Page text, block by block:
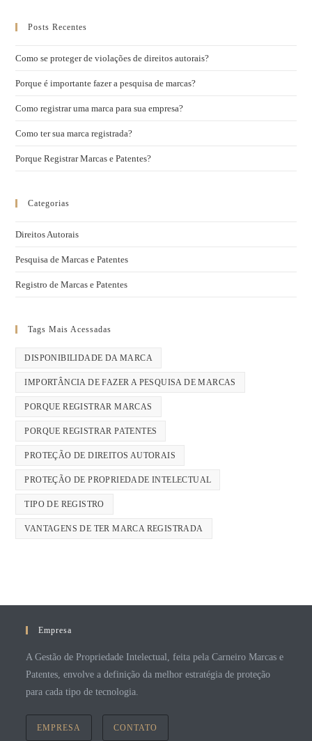
Posts Recentes
Como se proteger de violações de direitos autorais?
Porque é importante fazer a pesquisa de marcas?
Como registrar uma marca para sua empresa?
Como ter sua marca registrada?
Porque Registrar Marcas e Patentes?
Categorias
Direitos Autorais
Pesquisa de Marcas e Patentes
Registro de Marcas e Patentes
Tags Mais Acessadas
DISPONIBILIDADE DA MARCA
IMPORTÂNCIA DE FAZER A PESQUISA DE MARCAS
PORQUE REGISTRAR MARCAS
PORQUE REGISTRAR PATENTES
PROTEÇÃO DE DIREITOS AUTORAIS
PROTEÇÃO DE PROPRIEDADE INTELECTUAL
TIPO DE REGISTRO
VANTAGENS DE TER MARCA REGISTRADA
Empresa
A Gestão de Propriedade Intelectual, feita pela Carneiro Marcas e
Patentes, envolve a definição da melhor estratégia de proteção
para cada tipo de tecnologia.
EMPRESA CONTATO